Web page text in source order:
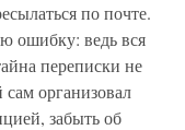
по почте.
ошибку: ведь вся
переписки не
организовал
забыть об